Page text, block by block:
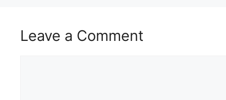
Leave a Comment